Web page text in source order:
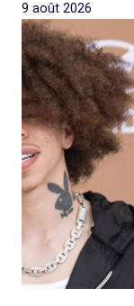
9 août 2026